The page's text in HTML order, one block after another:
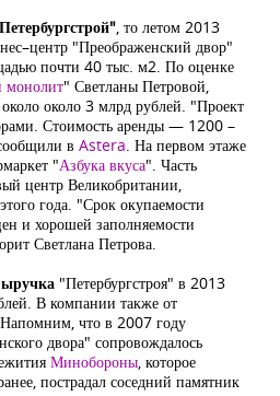
, то летом 2013
"Преображенский двор"
почти 40 тыс. м2. По оценке
монолит" Светланы Петровой,
около 3 млрд рублей. "Проект
Стоимость аренды — 1200 –
в Astera. На первом этаже
"Азбука вкуса". Часть
центр Великобритании,
года. "Срок окупаемости
и хорошей заполняемости
Светлана Петрова.
"Петербургстроя" в 2013
В компании также от
Напомним, что в 2007 году
двора" сопровождалось
Минобороны, которое
пострадал соседний памятник